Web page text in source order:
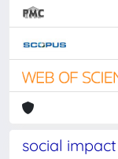
social impact